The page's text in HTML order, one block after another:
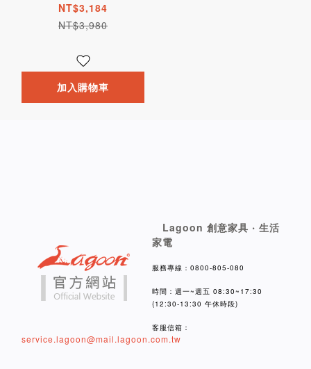
NT$3,184
NT$3,980
加入購物車
Lagoon 創意家具 ‧ 生活
家電
服務專線：0800-805-080
時間：週一~週五 08:30~17:30
(12:30-13:30 午休時段)
客服信箱：
service.lagoon@mail.lagoon.com.tw